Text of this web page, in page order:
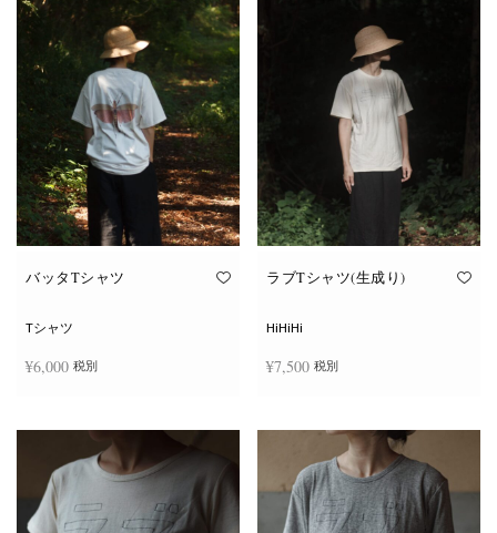
に
は
複
数
の
バ
リ
エ
ー
シ
ョ
ま
ジ
ら
選
き
は
複
数
の
バ
エ
ョ
ま
オ
ジ
ら
選
択
で
き
バッタTシャツ
Tシャツ
¥6,000 税別
の
品
に
数
ラブTシャツ(生成り)
HiHiHi
¥7,500 税別
の
商
品
に
は
複
数